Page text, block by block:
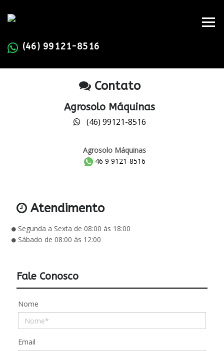
(46) 99121-8516
Fale Conosco
Nome
Email
Atendimento
Segunda a Sexta de 08:00 às 18:00
Sábado de 08:00 às 12:00
Contato
Agrosolo Máquinas
(46) 99121-8516
Agrosolo Máquinas
46 9 9121-8516